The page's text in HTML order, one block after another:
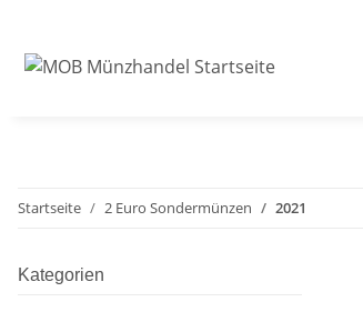
Startseite 2 Euro Sondermünzen 2021
Kategorien